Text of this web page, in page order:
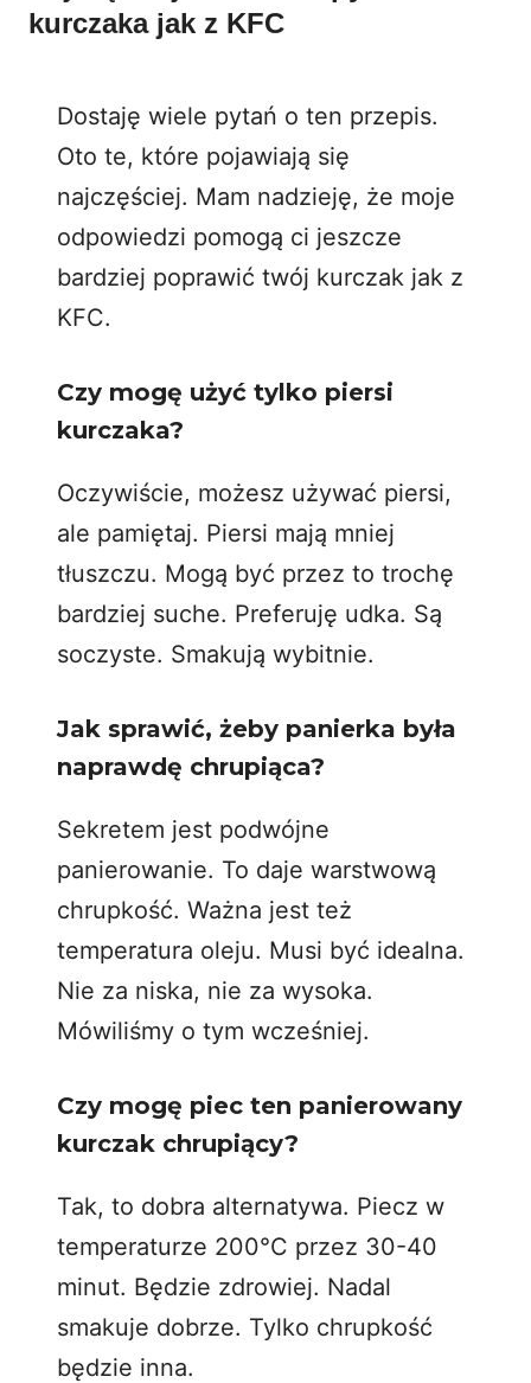
kurczaka jak z KFC
Dostaję wiele pytań o ten przepis.
Oto te, które pojawiają się
najczęściej. Mam nadzieję, że moje
odpowiedzi pomogą ci jeszcze
bardziej poprawić twój kurczak jak z
KFC.
Czy mogę użyć tylko piersi
kurczaka?
Oczywiście, możesz używać piersi,
ale pamiętaj. Piersi mają mniej
tłuszczu. Mogą być przez to trochę
bardziej suche. Preferuję udka. Są
soczyste. Smakują wybitnie.
Jak sprawić, żeby panierka była
naprawdę chrupiąca?
Sekretem jest podwójne
panierowanie. To daje warstwową
chrupkość. Ważna jest też
temperatura oleju. Musi być idealna.
Nie za niska, nie za wysoka.
Mówiliśmy o tym wcześniej.
Czy mogę piec ten panierowany
kurczak chrupiący?
Tak, to dobra alternatywa. Piecz w
temperaturze 200°C przez 30-40
minut. Będzie zdrowiej. Nadal
smakuje dobrze. Tylko chrupkość
będzie inna.